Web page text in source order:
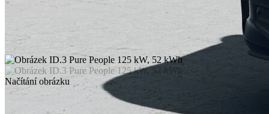
Načítání obrázku